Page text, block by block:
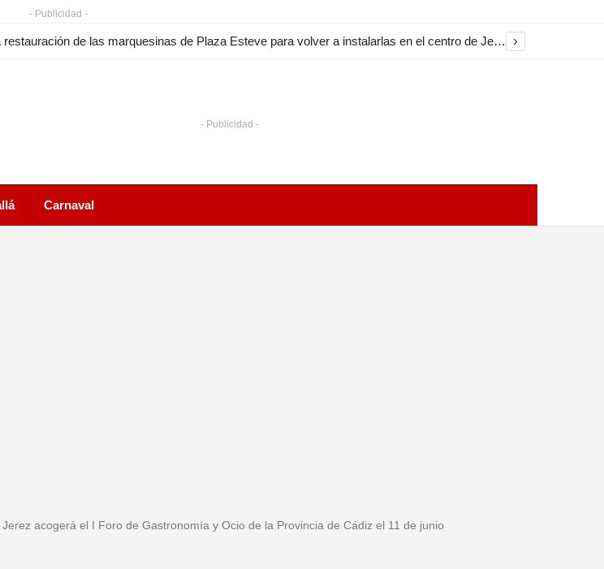
- Publicidad -
El Ayuntamiento inicia la restauración de las marquesinas de Plaza Esteve para volver a instalarlas en el centro de Jerez ›
- Publicidad -
Carnaval
Jerez acogerá el I Foro de Gastronomía y Ocio de la Provincia de Cádiz el 11 de junio